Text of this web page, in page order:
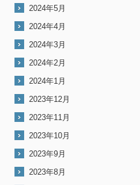
2024年5月
2024年4月
2024年3月
2024年2月
2024年1月
2023年12月
2023年11月
2023年10月
2023年9月
2023年8月